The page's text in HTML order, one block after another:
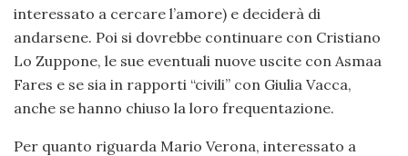
interessato a cercare l’amore) e deciderà di
andarsene. Poi si dovrebbe continuare con Cristiano
Lo Zuppone, le sue eventuali nuove uscite con Asmaa
Fares e se sia in rapporti “civili” con Giulia Vacca,
anche se hanno chiuso la loro frequentazione.
Per quanto riguarda Mario Verona, interessato a